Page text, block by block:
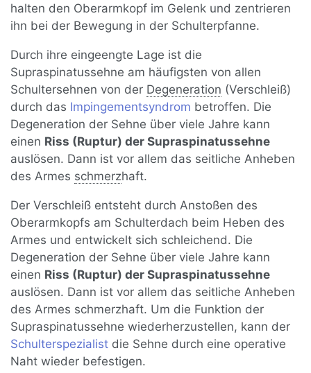
halten den Oberarmkopf im Gelenk und zentrieren
ihn bei der Bewegung in der Schulterpfanne.
Durch ihre eingeengte Lage ist die
Supraspinatussehne am häufigsten von allen
Schultersehnen von der Degeneration (Verschleiß)
durch das Impingementsyndrom betroffen. Die
Degeneration der Sehne über viele Jahre kann
einen Riss (Ruptur) der Supraspinatussehne
auslösen. Dann ist vor allem das seitliche Anheben
des Armes schmerzhaft.
Der Verschleiß entsteht durch Anstoßen des
Oberarmkopfs am Schulterdach beim Heben des
Armes und entwickelt sich schleichend. Die
Degeneration der Sehne über viele Jahre kann
einen Riss (Ruptur) der Supraspinatussehne
auslösen. Dann ist vor allem das seitliche Anheben
des Armes schmerzhaft. Um die Funktion der
Supraspinatussehne wiederherzustellen, kann der
Schulterspezialist die Sehne durch eine operative
Naht wieder befestigen.